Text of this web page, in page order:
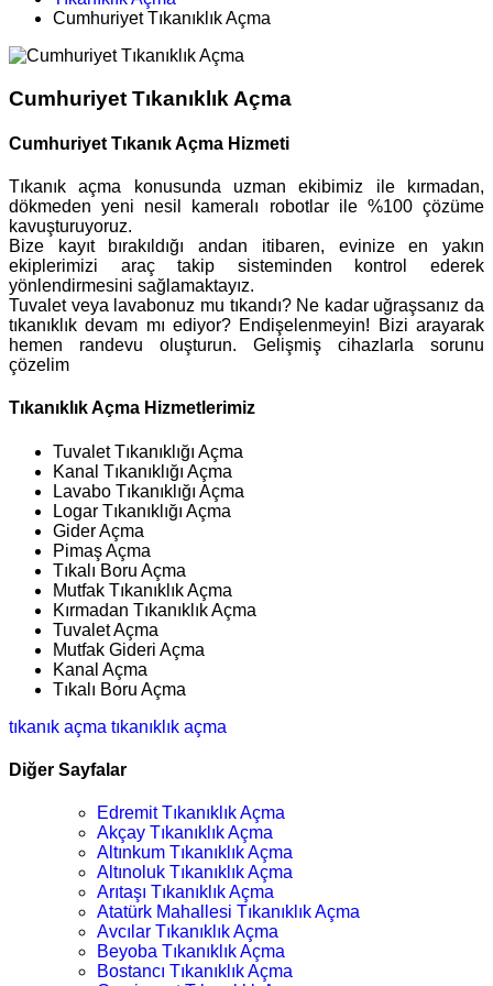
Cumhuriyet Tıkanıklık Açma
Cumhuriyet Tıkanıklık Açma
Cumhuriyet Tıkanık Açma Hizmeti
Tıkanık açma konusunda uzman ekibimiz ile kırmadan,
dökmeden yeni nesil kameralı robotlar ile %100 çözüme
kavuşturuyoruz.
Bize kayıt bırakıldığı andan itibaren, evinize en yakın
ekiplerimizi araç takip sisteminden kontrol ederek
yönlendirmesini sağlamaktayız.
Tuvalet veya lavabonuz mu tıkandı? Ne kadar uğraşsanız da
tıkanıklık devam mı ediyor? Endişelenmeyin! Bizi arayarak
hemen randevu oluşturun. Gelişmiş cihazlarla sorunu
çözelim
Tıkanıklık Açma Hizmetlerimiz
Tuvalet Tıkanıklığı Açma
Kanal Tıkanıklığı Açma
Lavabo Tıkanıklığı Açma
Logar Tıkanıklığı Açma
Gider Açma
Pimaş Açma
Tıkalı Boru Açma
Mutfak Tıkanıklık Açma
Kırmadan Tıkanıklık Açma
Tuvalet Açma
Mutfak Gideri Açma
Kanal Açma
Tıkalı Boru Açma
tıkanık açma tıkanıklık açma
Diğer Sayfalar
Edremit Tıkanıklık Açma
Akçay Tıkanıklık Açma
Altınkum Tıkanıklık Açma
Altınoluk Tıkanıklık Açma
Arıtaşı Tıkanıklık Açma
Atatürk Mahallesi Tıkanıklık Açma
Avcılar Tıkanıklık Açma
Beyoba Tıkanıklık Açma
Bostancı Tıkanıklık Açma